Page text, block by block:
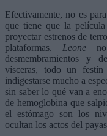
Efectivamente, no es
que tiene que la
proyectar estrenos de
plataformas. Leone
desmembramientos y
vísceras, todo un
indigestarse mucho a
sin saber lo qué van a
de hemoglobina que
el estómago son los
ocultan los actos del